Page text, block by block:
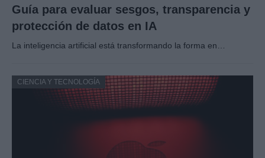
Guía para evaluar sesgos, transparencia y
protección de datos en IA
La inteligencia artificial está transformando la forma en…
CIENCIA Y TECNOLOGÍA